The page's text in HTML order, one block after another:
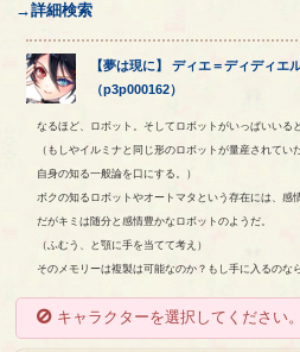
→詳細検索
【夢は現に】ディエ＝ディディエ
（p3p000162）
なるほど、ロボット。そしてロボットがいっぱいいる
（もしやイルミナと同じ形のロボットが量産されてい
自身の知る一般論を口にする。）
ボクの知るロボットやオートマタという存在には、感
だがキミは随分と感情豊かなロボットのようだ。
（ふむう、と顎に手を当てて考え）
そのメモリーは複製は可能なのか？もし手に入るのな
キャラクターを選択してください。